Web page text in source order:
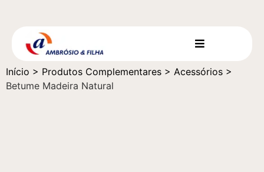
Início > Produtos Complementares > Acessórios >
Betume Madeira Natural